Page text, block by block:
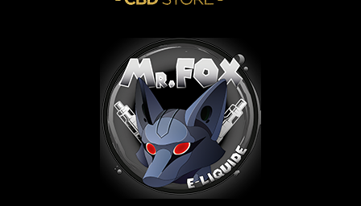
Ajouter à ma liste d'envies
Créer une nouvelle liste
Créer une liste d'envies
Nom de la liste d'envies
Annuler
((confirmMessage))
((cancelText))
Vous devez être connecté pour ajouter des produits à
Annuler